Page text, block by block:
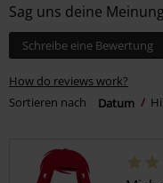
Sag uns deine
Schreibe eine Bewertung
How do reviews work?
Sortieren nach
Datum